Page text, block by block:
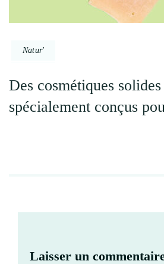
Natur'
Des cosmétiques
spécialement conçus
Laisser un